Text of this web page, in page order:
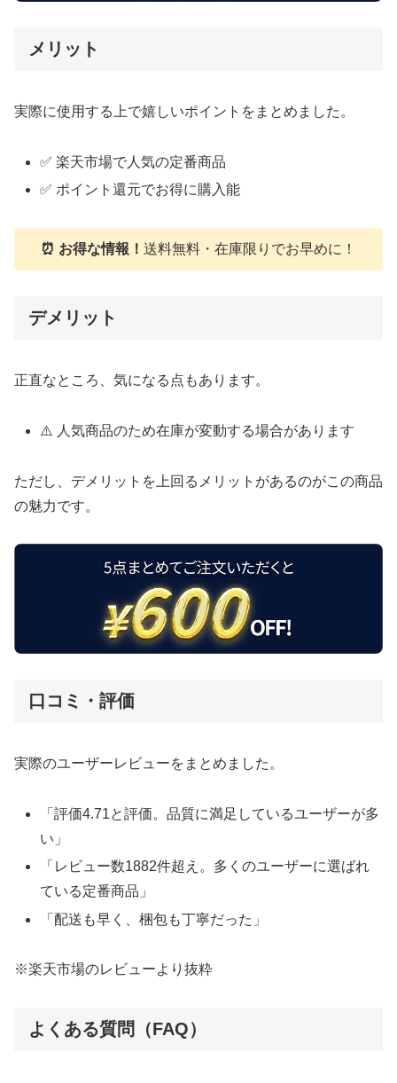
メリット
実際に使用する上で嬉しいポイントをまとめました。
✅ 楽天市場で人気の定番商品
✅ ポイント還元でお得に購入能
⏰ お得な情報！ 送料無料・在庫限りでお早めに！
デメリット
正直なところ、気になる点もあります。
⚠️ 人気商品のため在庫が変動する場合があります
ただし、デメリットを上回るメリットがあるのがこの商品
の魅力です。
口コミ・評価
実際のユーザーレビューをまとめました。
「評価4.71と評価。品質に満足しているユーザーが多
い」
「レビュー数1882件超え。多くのユーザーに選ばれ
ている定番商品」
「配送も早く、梱包も丁寧だった」
※楽天市場のレビューより抜粋
よくある質問（FAQ）